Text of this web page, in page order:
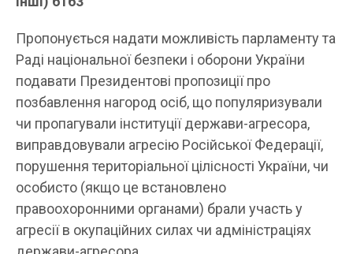
Пропонується надати можливість парламенту та
Раді національної безпеки і оборони України
подавати Президентові пропозиції про
позбавлення нагород осіб, що популяризували
чи пропагували інституції держави-агресора,
виправдовували агресію Російської Федерації,
порушення територіальної цілісності України, чи
особисто (якщо це встановлено
правоохоронними органами) брали участь у
агресії в окупаційних силах чи адміністраціях